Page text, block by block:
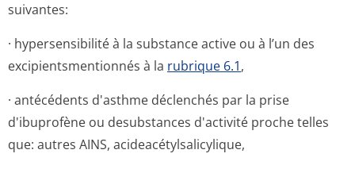
suivantes:
· hypersensibilité à la substance active ou à l’un des
excipientsmen­tionnés à la rubrique 6.1,
· antécédents d'asthme déclenchés par la prise
d'ibuprofène ou desubstances d'activité proche telles
que: autres AINS, acideacétylsa­licylique,